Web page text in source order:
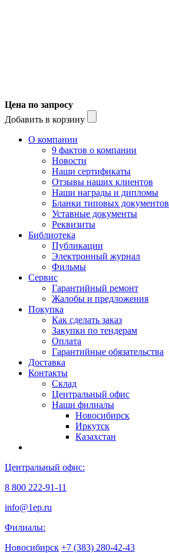
Цена по запросу
Добавить в корзину
О компании
9 фактов о компании
Новости
Наши сертификаты
Отзывы наших клиентов
Наши награды и дипломы
Бланки типовых документов
Уставные документы
Реквизиты
Библиотека
Публикации
Электронный журнал
Фильмы
Сервис
Гарантийный ремонт
Жалобы и предложения
Покупка
Как сделать заказ
Закупки по тендерам
Оплата
Гарантийные обязательства
Доставка
Контакты
Склад
Центральный офис
Наши филиалы
Новосибирск
Иркутск
Казахстан
Центральный офис:
8 800 222-91-11
info@1ep.ru
Филиалы:
Новосибирск +7 (383) 280-42-43